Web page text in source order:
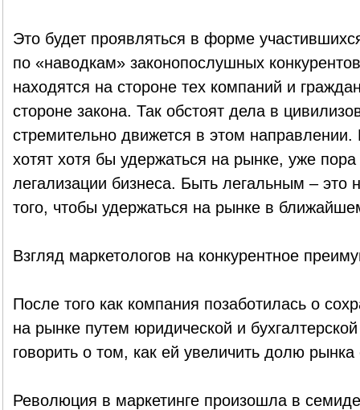
Это будет проявляться в форме
по «наводкам» законопослушных
находятся на стороне тех компаний и
стороне закона. Так обстоят дела в
стремительно движется в этом
хотят хотя бы удержаться на рынке, уже пора
легализации бизнеса. Быть легальным –
того, чтобы удержаться на рынке в
Взгляд маркетологов на конкурентное
После того как компания позаботилась о
на рынке путем юридической и
говорить о том, как ей увеличить долю
Революция в маркетинге произошла в